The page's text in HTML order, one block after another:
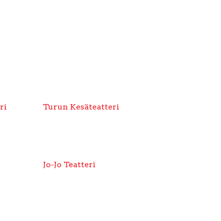
Turun Kesäteatteri
Jo-Jo Teatteri